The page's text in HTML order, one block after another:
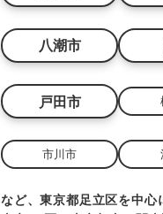
八潮市
戸田市
市川市
など、東京都足立区を中心